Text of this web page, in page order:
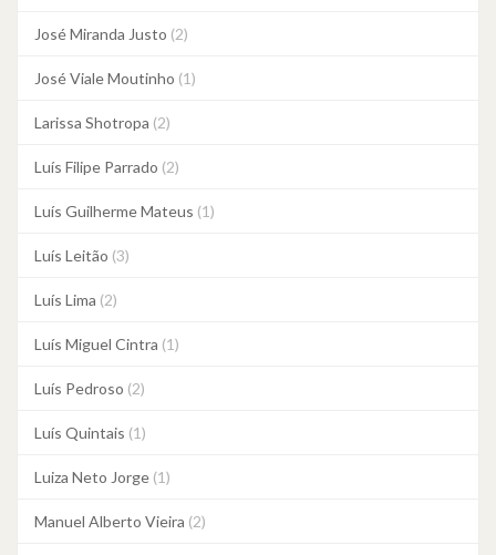
José Miranda Justo (2)
José Viale Moutinho (1)
Larissa Shotropa (2)
Luís Filipe Parrado (2)
Luís Guilherme Mateus (1)
Luís Leitão (3)
Luís Lima (2)
Luís Miguel Cintra (1)
Luís Pedroso (2)
Luís Quintais (1)
Luiza Neto Jorge (1)
Manuel Alberto Vieira (2)